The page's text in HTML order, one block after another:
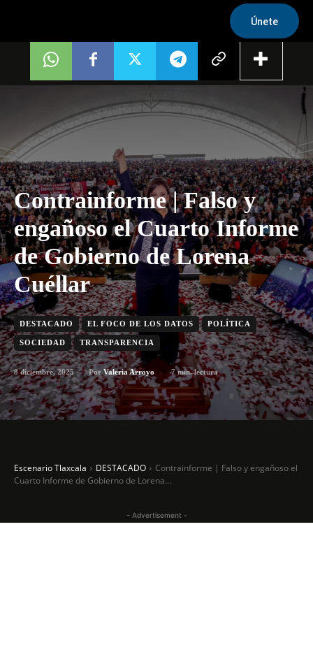
Únete
Contrainforme | Falso y
engañoso el Cuarto Informe
de Gobierno de Lorena
Cuéllar
DESTACADO EL FOCO DE LOS DATOS POLÍTICA
SOCIEDAD TRANSPARENCIA
8 diciembre, 2025 Por Valeria Arroyo 7min. lectura
Escenario Tlaxcala DESTACADO
Contrainforme | Falso y engañoso el
Cuarto Informe de Gobierno de Lorena...
- Advertisement -